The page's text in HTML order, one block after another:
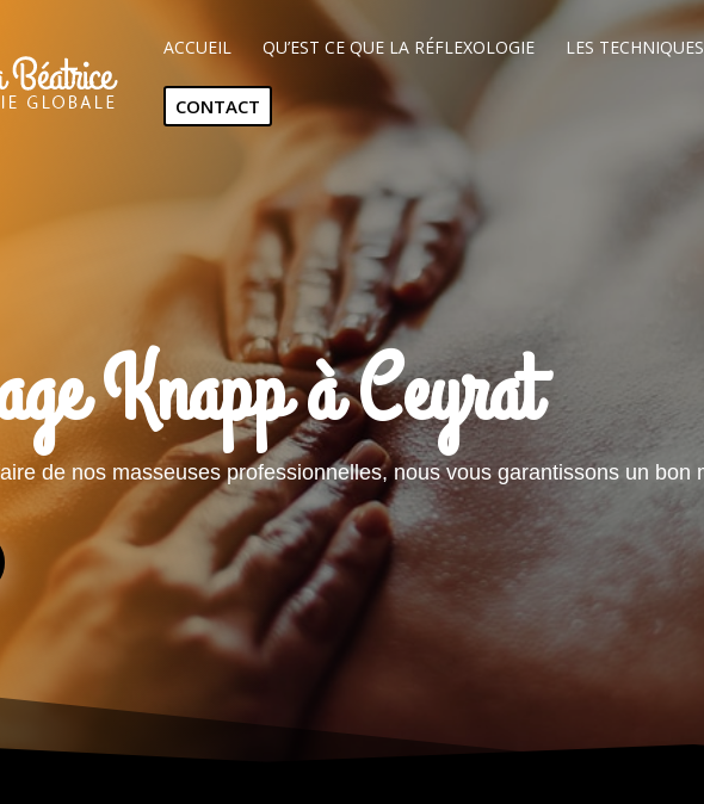
ACCUEIL QU’EST CE QUE LA RÉFLEXOLOGIE LES
CONTACT
Knapp à Ceyrat
de nos masseuses professionnelles, nous vous garantissons un bon